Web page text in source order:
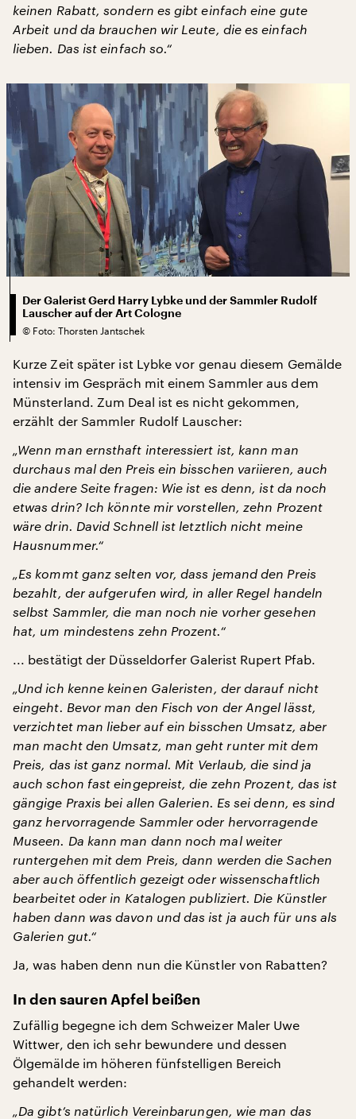
keinen Rabatt, sondern es gibt einfach eine gute
Arbeit und da brauchen wir Leute, die es einfach
lieben. Das ist einfach so.“
Der Galerist Gerd Harry Lybke und der Sammler Rudolf
Lauscher auf der Art Cologne
© Foto: Thorsten Jantschek
Kurze Zeit später ist Lybke vor genau diesem Gemälde
intensiv im Gespräch mit einem Sammler aus dem
Münsterland. Zum Deal ist es nicht gekommen,
erzählt der Sammler Rudolf Lauscher:
„Wenn man ernsthaft interessiert ist, kann man
durchaus mal den Preis ein bisschen variieren, auch
die andere Seite fragen: Wie ist es denn, ist da noch
etwas drin? Ich könnte mir vorstellen, zehn Prozent
wäre drin. David Schnell ist letztlich nicht meine
Hausnummer.“
„Es kommt ganz selten vor, dass jemand den Preis
bezahlt, der aufgerufen wird, in aller Regel handeln
selbst Sammler, die man noch nie vorher gesehen
hat, um mindestens zehn Prozent.“
... bestätigt der Düsseldorfer Galerist Rupert Pfab.
„Und ich kenne keinen Galeristen, der darauf nicht
eingeht. Bevor man den Fisch von der Angel lässt,
verzichtet man lieber auf ein bisschen Umsatz, aber
man macht den Umsatz, man geht runter mit dem
Preis, das ist ganz normal. Mit Verlaub, die sind ja
auch schon fast eingepreist, die zehn Prozent, das ist
gängige Praxis bei allen Galerien. Es sei denn, es sind
ganz hervorragende Sammler oder hervorragende
Museen. Da kann man dann noch mal weiter
runtergehen mit dem Preis, dann werden die Sachen
aber auch öffentlich gezeigt oder wissenschaftlich
bearbeitet oder in Katalogen publiziert. Die Künstler
haben dann was davon und das ist ja auch für uns als
Galerien gut.“
Ja, was haben denn nun die Künstler von Rabatten?
In den sauren Apfel beißen
Zufällig begegne ich dem Schweizer Maler Uwe
Wittwer, den ich sehr bewundere und dessen
Ölgemälde im höheren fünfstelligen Bereich
gehandelt werden:
„Da gibt’s natürlich Vereinbarungen, wie man das